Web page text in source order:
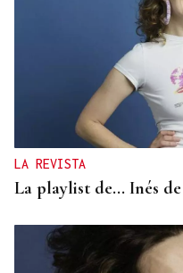
LA REVISTA
La playlist de... Inés